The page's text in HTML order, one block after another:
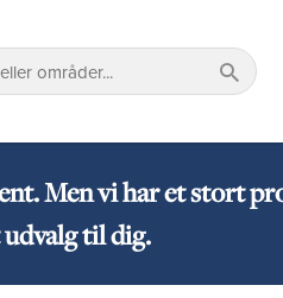
Men vi har et stort
til dig.